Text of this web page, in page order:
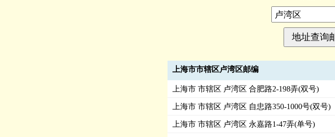
上海市市辖区卢湾区邮编
上海市 市辖区 卢湾区 合肥路2-198弄(双号)
上海市 市辖区 卢湾区 自忠路350-1000号(双号)
上海市 市辖区 卢湾区 永嘉路1-47弄(单号)